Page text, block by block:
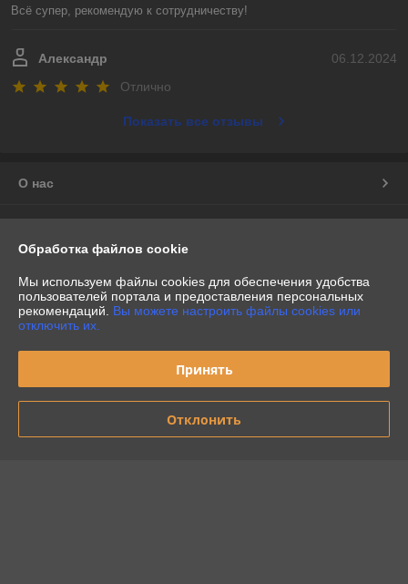
Всё супер, рекомендую к сотрудничеству!
06.12.2024
Александр
Отлично
Показать все отзывы
О нас
График работы
Полная версия сайта
Сайт создан на платформе Deal.by
Обработка файлов cookie
Мы используем файлы cookies для обеспечения удобства
пользователей портала и предоставления персональных
рекомендаций. Вы можете настроить файлы cookies или
отключить их.
Принять
Отклонить